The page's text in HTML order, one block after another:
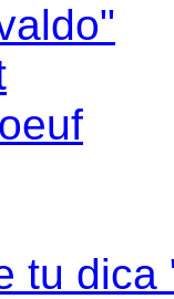
tu dica